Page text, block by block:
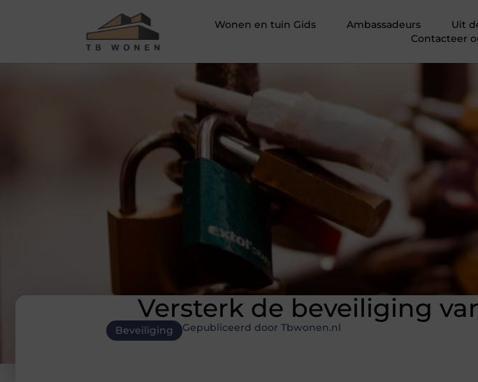
Wonen en tuin Gids Ambassadeurs Uit
Contacteer
Versterk de beveiliging
Beveiliging Gepubliceerd door Tbwonen.nl